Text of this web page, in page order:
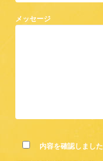
メッセージ
内容を確認しました